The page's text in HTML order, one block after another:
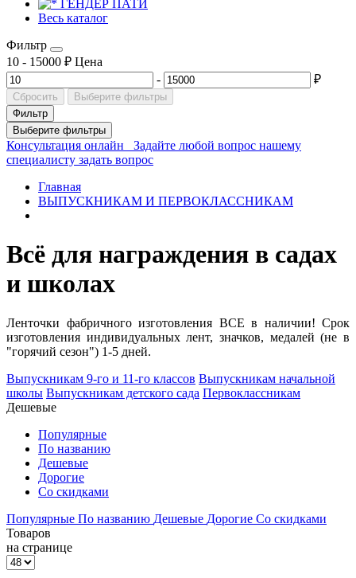
ГЕНДЕР ПАТИ
Весь каталог
Фильтр
10 - 15000 ₽ Цена
-
₽
Сбросить
Выберите фильтры
Фильтр
Выберите фильтры
Консультация онлайн
Задайте любой вопрос нашему
специалисту задать вопрос
Главная
ВЫПУСКНИКАМ И ПЕРВОКЛАССНИКАМ
Всё для награждения в садах
и школах
Ленточки фабричного изготовления ВСЕ в наличии! Срок
изготовления индивидуальных лент, значков, медалей (не в
"горячий сезон") 1-5 дней.
Выпускникам 9-го и 11-го классов Выпускникам начальной
школы Выпускникам детского сада Первоклассникам
Дешевые
Популярные
По названию
Дешевые
Дорогие
Со скидками
Популярные По названию Дешевые Дорогие Со скидками
Товаров
на странице